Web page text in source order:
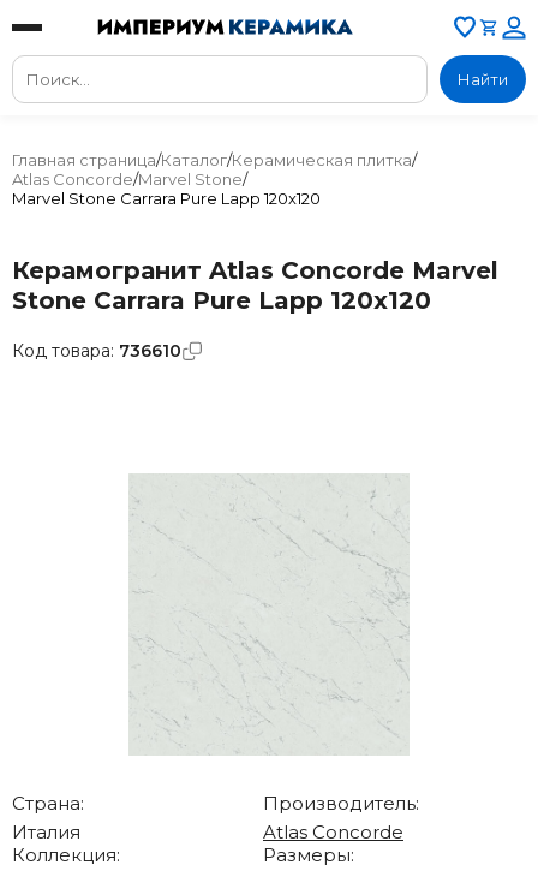
Найти
Главная страница/Каталог/Керамическая плитка/
Atlas Concorde/Marvel Stone/
Marvel Stone Carrara Pure Lapp 120x120
Керамогранит Atlas Concorde Marvel
Stone Carrara Pure Lapp 120x120
Страна:
Италия
Производитель:
Atlas Concorde
Коллекция:
Размеры:
Код товара: 736610